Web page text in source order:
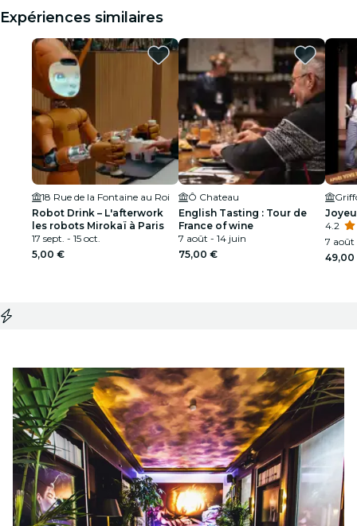
Expériences similaires
18 Rue de la Fontaine au Roi
Robot Drink – L'afterwork
les robots Mirokaï à Paris
17 sept. - 15 oct.
5,00 €
Ô Chateau
English Tasting : Tour de
France of wine
7 août - 14 juin
75,00 €
4.2
7
49,00